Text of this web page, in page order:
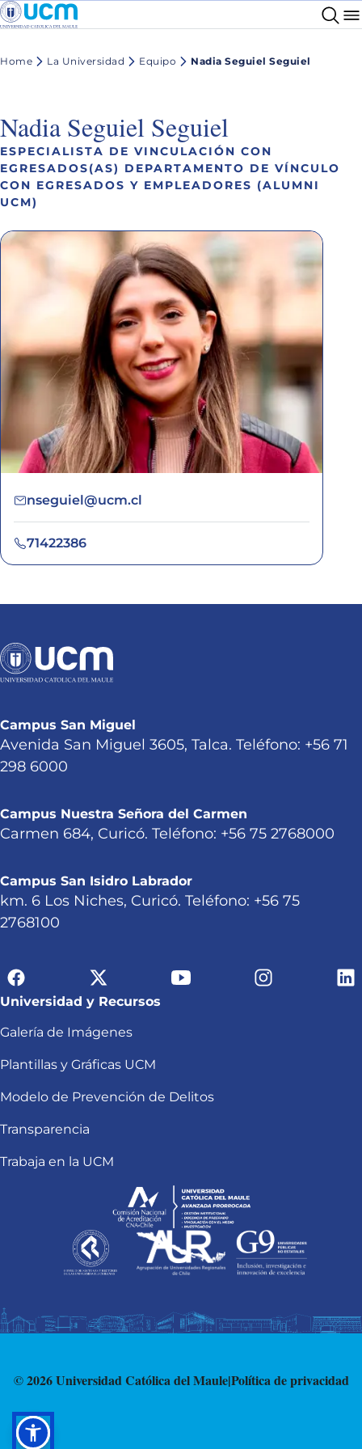
Home La Universidad Equipo Nadia Seguiel Seguiel
Nadia Seguiel Seguiel
ESPECIALISTA DE VINCULACIÓN CON
EGRESADOS(AS) DEPARTAMENTO DE VÍNCULO
CON EGRESADOS Y EMPLEADORES (ALUMNI
UCM)
nseguiel@ucm.cl
71422386
Campus San Miguel
Avenida San Miguel 3605, Talca. Teléfono: +56 71
298 6000
Campus Nuestra Señora del Carmen
Carmen 684, Curicó. Teléfono: +56 75 2768000
Campus San Isidro Labrador
km. 6 Los Niches, Curicó. Teléfono: +56 75
2768100
Universidad y Recursos
Galería de Imágenes
Plantillas y Gráficas UCM
Modelo de Prevención de Delitos
Transparencia
Trabaja en la UCM
© 2026 Universidad Católica del Maule|Política de privacidad